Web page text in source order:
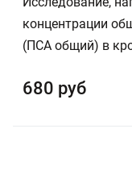
концентрации
(ПСА общий) в
680 руб